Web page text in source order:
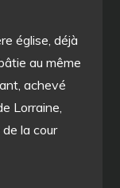
église, déjà
au même
achevé
Lorraine,
la cour